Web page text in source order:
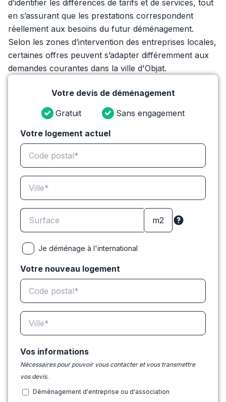
d’identifier les différences de tarifs et de services, tout
en s’assurant que les prestations correspondent
réellement aux besoins du futur déménagement.
Selon les zones d’intervention des entreprises locales,
certaines offres peuvent s’adapter différemment aux
demandes courantes dans la ville d'Objat.
Votre devis de déménagement
Gratuit
Sans engagement
Votre logement actuel
Je déménage à l'international
Votre nouveau logement
Vos informations
Nécessaires pour pouvoir vous contacter et vous transmettre
vos devis.
Déménagement d'entreprise ou d'association